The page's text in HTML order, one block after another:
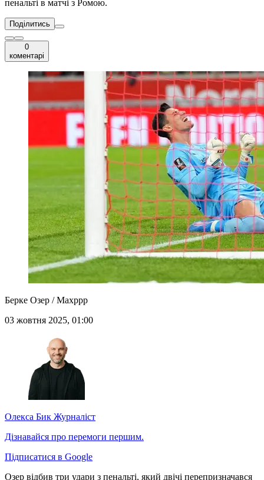
пенальті в матчі з Ромою.
Поділитись
0
коментарі
Берке Озер / Maxppp
03 жовтня 2025, 01:00
Олекса Бик Журналіст
Дізнавайся про перемоги першим.
Підписатися в Google
Озер відбив три удари з пенальті, який двічі перепризначався